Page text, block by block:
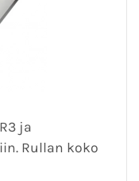
ja
Rullan koko